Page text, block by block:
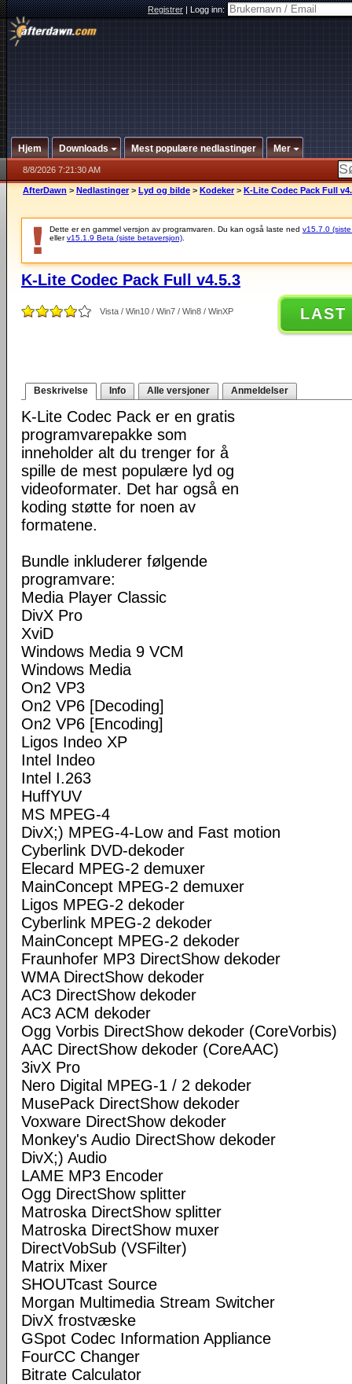
Registrer|Logg inn:
Hjem Downloads Mest populære nedlastinger Mer
8/8/2026 7:21:30 AM
AfterDawn > Nedlastinger > Lyd og bilde > Kodeker > K-Lite Codec Pack Full
Dette er en gammel versjon av programvaren. Du kan også laste ned v15.7.0
ellerv15.1.9 Beta (siste betaversjon)
K-Lite Codec Pack Full v4.5.3
Vista / Win10 / Win7 / Win8 / WinXP LAST
Beskrivelse Info Alle versjoner Anmeldelser
K-Lite Codec Pack er en gratis
programvarepakke som
inneholder alt du trenger for å
spille de mest populære lyd og
videoformater. Det har også en
koding støtte for noen av
formatene.
Bundle inkluderer følgende
programvare:
Media Player Classic
DivX Pro
XviD
Windows Media 9 VCM
Windows Media
On2 VP3
On2 VP6 [Decoding]
On2 VP6 [Encoding]
Ligos Indeo XP
Intel Indeo
Intel I.263
HuffYUV
MS MPEG-4
DivX;) MPEG-4-Low and Fast motion
Cyberlink DVD-dekoder
Elecard MPEG-2 demuxer
MainConcept MPEG-2 demuxer
Ligos MPEG-2 dekoder
Cyberlink MPEG-2 dekoder
MainConcept MPEG-2 dekoder
Fraunhofer MP3 DirectShow dekoder
WMA DirectShow dekoder
AC3 DirectShow dekoder
AC3 ACM dekoder
Ogg Vorbis DirectShow dekoder (CoreVorbis)
AAC DirectShow dekoder (CoreAAC)
3ivX Pro
Nero Digital MPEG-1 / 2 dekoder
MusePack DirectShow dekoder
Voxware DirectShow dekoder
Monkey's Audio DirectShow dekoder
DivX;) Audio
LAME MP3 Encoder
Ogg DirectShow splitter
Matroska DirectShow splitter
Matroska DirectShow muxer
DirectVobSub (VSFilter)
Matrix Mixer
SHOUTcast Source
Morgan Multimedia Stream Switcher
DivX frostvæske
GSpot Codec Information Appliance
FourCC Changer
Bitrate Calculator